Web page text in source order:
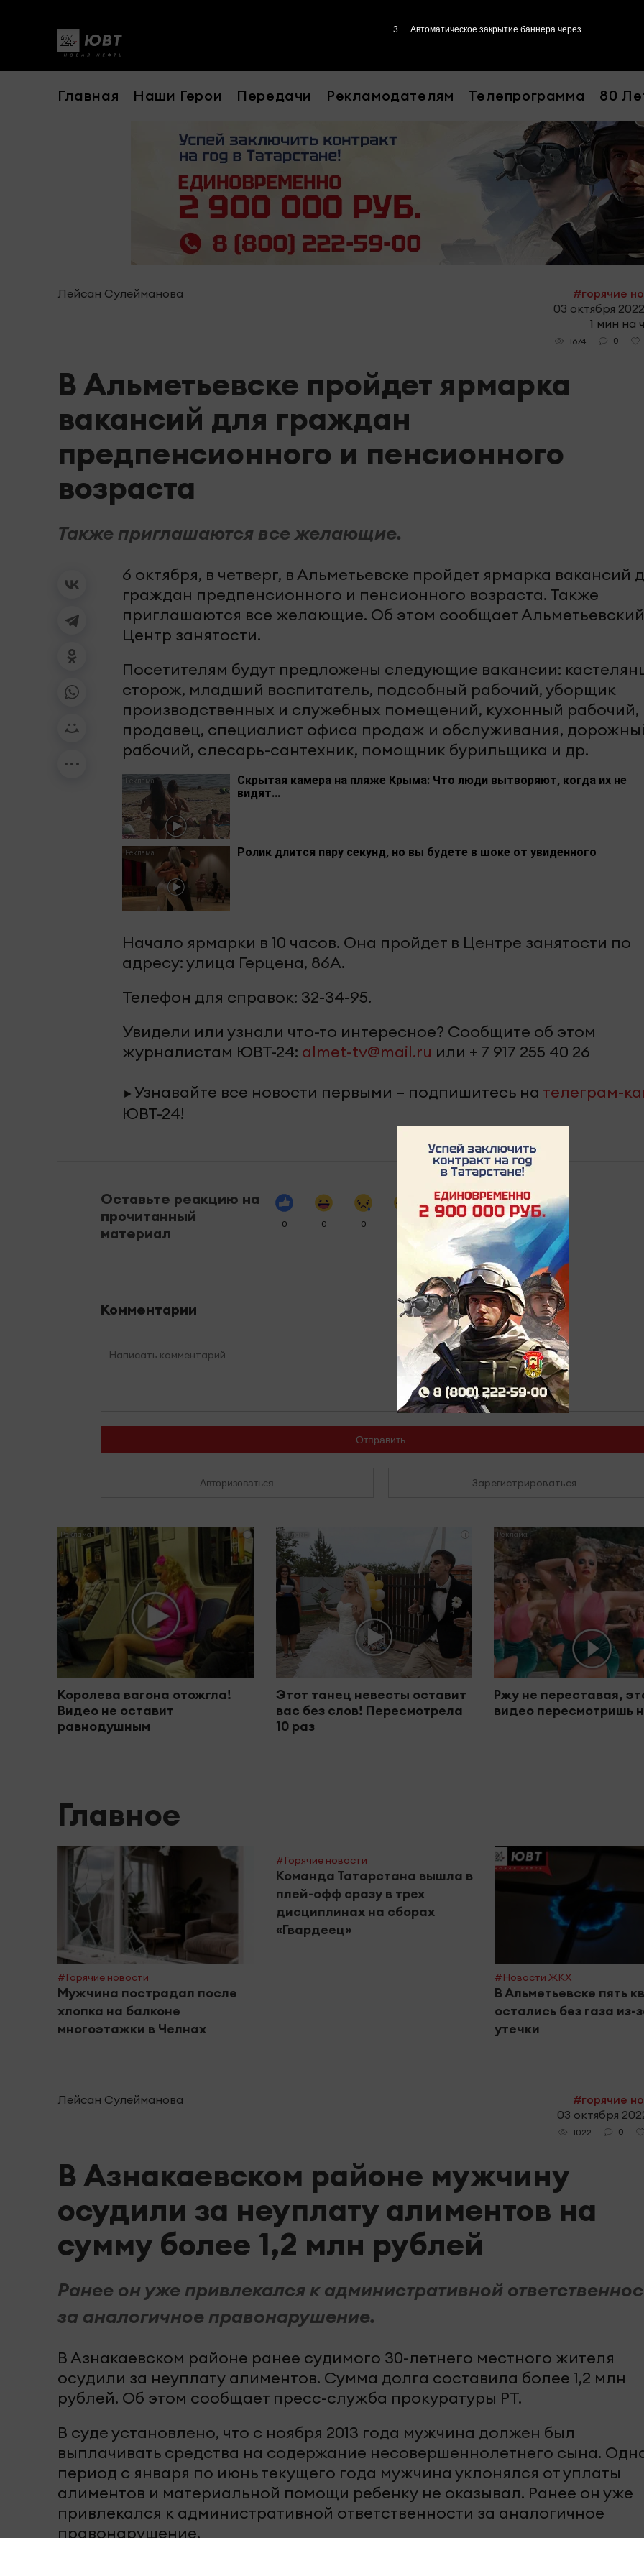
Главная Наши Герои Передачи Рекламодателям Телепрограмма 80
Лейсан Сулейманова
#горячие
03 октября
1 мин на
1674 0
В Альметьевске пройдет ярмарка
вакансий для граждан
предпенсионного и пенсионного
возраста
Также приглашаются все желающие.
6 октября, в четверг, в Альметьевске пройдет ярмарка вакансий
граждан предпенсионного и пенсионного возраста. Также
приглашаются все желающие. Об этом сообщает Альметьевский
Центр занятости.
Посетителям будут предложены следующие вакансии:
сторож, младший воспитатель, подсобный рабочий, уборщик
производственных и служебных помещений, кухонный рабочий,
продавец, специалист офиса продаж и обслуживания,
рабочий, слесарь-сантехник, помощник бурильщика и др.
Скрытая камера на пляже Крыма: Что люди вытворяют, когда их не
видят...
Ролик длится пару секунд, но вы будете в шоке от увиденного
Начало ярмарки в 10 часов. Она пройдет в Центре занятости по
адресу: улица Герцена, 86А.
Телефон для справок: 32-34-95.
Увидели или узнали что-то интересное? Сообщите об этом
журналистам ЮВТ-24: almet-tv@mail.ru или + 7 917 255 40 26
► Узнавайте все новости первыми – подпишитесь на телеграм-
ЮВТ-24!
Оставьте реакцию на
прочитанный
материал
0 0 0
Комментарии
Отправить
Авторизоваться Зарегистрироваться
i
Королева вагона отожгла!
Видео не оставит
равнодушным
i
Этот танец невесты оставит
вас без слов! Пересмотрела
10 раз
Ржу не переставая,
видео пересмотришь
Главное
#Горячие новости
Мужчина пострадал после
хлопка на балконе
многоэтажки в Челнах
#Горячие новости
Команда Татарстана вышла в
плей-офф сразу в трех
дисциплинах на сборах
«Гвардеец»
#Новости ЖКХ
В Альметьевске пять
остались без газа из-
утечки
Лейсан Сулейманова
#горячие
03 октября
1022 0
В Азнакаевском районе мужчину
осудили за неуплату алиментов на
сумму более 1,2 млн рублей
Ранее он уже привлекался к административной
за аналогичное правонарушение.
В Азнакаевском районе ранее судимого 30-летнего местного жителя
осудили за неуплату алиментов. Сумма долга составила более 1,2 млн
рублей. Об этом сообщает пресс-служба прокуратуры РТ.
В суде установлено, что с ноября 2013 года мужчина должен был
выплачивать средства на содержание несовершеннолетнего сына.
период с января по июнь текущего года мужчина уклонялся от уплаты
алиментов и материальной помощи ребенку не оказывал. Ранее он уже
привлекался к административной ответственности за аналогичное
правонарушение.
2 Автоматическое закрытие баннера через